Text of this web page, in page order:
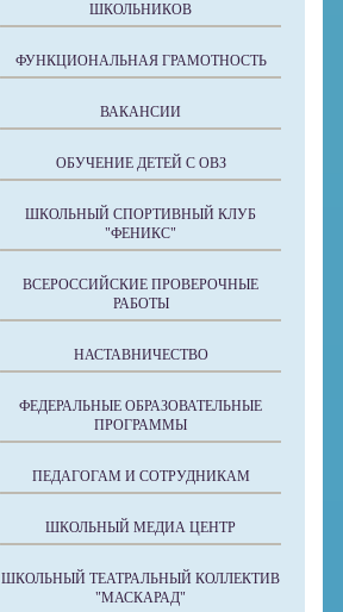
ШКОЛЬНИКОВ
ФУНКЦИОНАЛЬНАЯ ГРАМОТНОСТЬ
ВАКАНСИИ
ОБУЧЕНИЕ ДЕТЕЙ С ОВЗ
ШКОЛЬНЫЙ СПОРТИВНЫЙ КЛУБ
"ФЕНИКС"
ВСЕРОССИЙСКИЕ ПРОВЕРОЧНЫЕ
РАБОТЫ
НАСТАВНИЧЕСТВО
ФЕДЕРАЛЬНЫЕ ОБРАЗОВАТЕЛЬНЫЕ
ПРОГРАММЫ
ПЕДАГОГАМ И СОТРУДНИКАМ
ШКОЛЬНЫЙ МЕДИА ЦЕНТР
ШКОЛЬНЫЙ ТЕАТРАЛЬНЫЙ КОЛЛЕКТИВ
"МАСКАРАД"